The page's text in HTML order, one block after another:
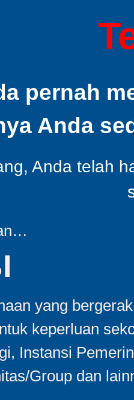
pernah
Anda
Anda telah
yang
keperluan
Instansi
Group dan